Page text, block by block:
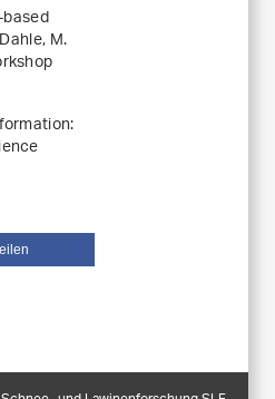
M.